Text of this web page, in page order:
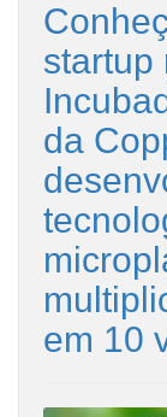
startup
da
em 10